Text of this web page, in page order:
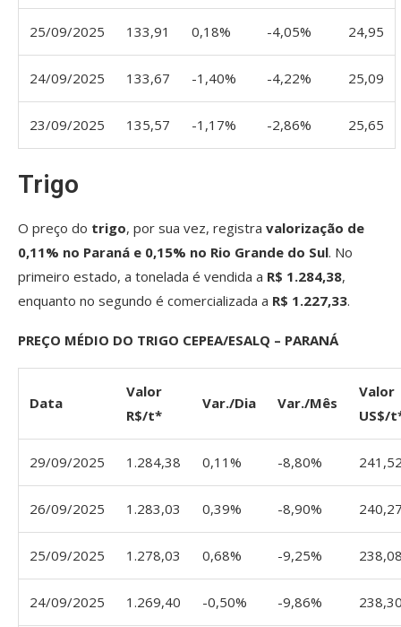
25/09/2025 133,91 0,18% -4,05% 24,95
24/09/2025 133,67 -1,40% -4,22% 25,09
23/09/2025 135,57 -1,17% -2,86% 25,65
Trigo
O preço do trigo, por sua vez, registra valorização de
0,11% no Paraná e 0,15% no Rio Grande do Sul. No
primeiro estado, a tonelada é vendida a R$ 1.284,38,
enquanto no segundo é comercializada a R$ 1.227,33.
PREÇO MÉDIO DO TRIGO CEPEA/ESALQ – PARANÁ
Data
Valor
R$/t*
Var./Dia Var./Mês
Valor
US$/
29/09/2025 1.284,38 0,11% -8,80%
26/09/2025 1.283,03 0,39% -8,90%
25/09/2025 1.278,03 0,68% -9,25%
24/09/2025 1.269,40 -0,50% -9,86%